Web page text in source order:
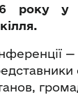
року у
—